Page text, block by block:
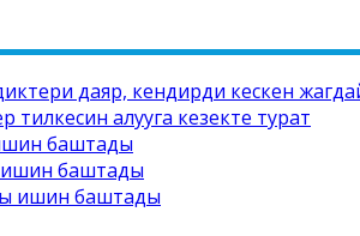
даяр, кендирди кескен
алууга кезекте турат
баштады
ишин баштады
ишин баштады